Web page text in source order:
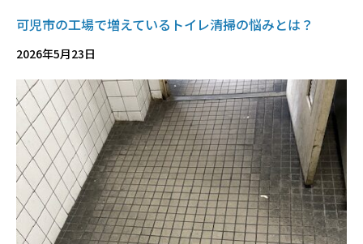
可児市の工場で増えているトイレ清掃の悩みとは？
2026年5月23日